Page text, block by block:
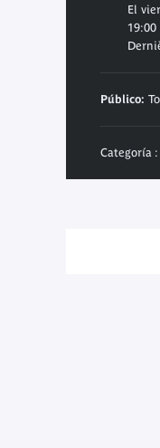
El
19:00
Público:
Categoría